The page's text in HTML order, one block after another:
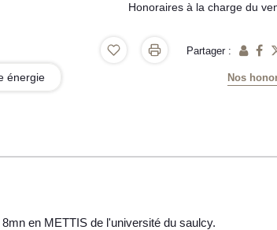
énergie
Honoraires à la charge du
Partager :
Nos
en METTIS de l'université du saulcy.